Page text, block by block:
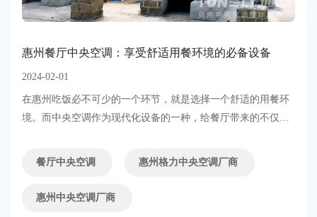
惠州餐厅中央空调：享受舒适用餐环境的必备设备
2024-02-01
​在惠州吃饭必不可少的一个环节，就是选择一个舒适的用餐环
境。而中央空调作为现代化设备的一种，给餐厅带来的不仅仅
人们对于舒适体验的需求。....
餐厅中央空调 惠州格力中央空调厂商
惠州中央空调厂商